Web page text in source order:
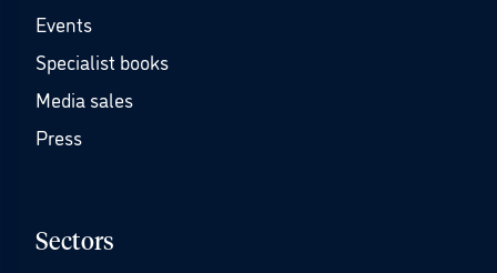
Events
Specialist books
Media sales
Press
Sectors